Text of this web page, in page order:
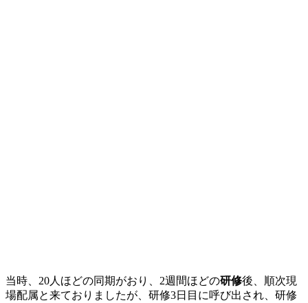
当時、20人ほどの同期がおり、 2週間ほどの研修後、順次現
場配属と来ておりましたが、研修3日目に呼び出され、研修